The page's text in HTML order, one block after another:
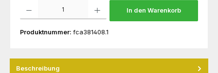
In den Warenkorb
Produktnummer: fca381408.1
Beschreibung